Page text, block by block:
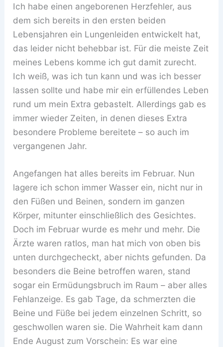
Ich habe einen angeborenen Herzfehler, aus
dem sich bereits in den ersten beiden
Lebensjahren ein Lungenleiden entwickelt hat,
das leider nicht behebbar ist. Für die meiste Zeit
meines Lebens komme ich gut damit zurecht.
Ich weiß, was ich tun kann und was ich besser
lassen sollte und habe mir ein erfüllendes Leben
rund um mein Extra gebastelt. Allerdings gab es
immer wieder Zeiten, in denen dieses Extra
besondere Probleme bereitete – so auch im
vergangenen Jahr.
Angefangen hat alles bereits im Februar. Nun
lagere ich schon immer Wasser ein, nicht nur in
den Füßen und Beinen, sondern im ganzen
Körper, mitunter einschließlich des Gesichtes.
Doch im Februar wurde es mehr und mehr. Die
Ärzte waren ratlos, man hat mich von oben bis
unten durchgecheckt, aber nichts gefunden. Da
besonders die Beine betroffen waren, stand
sogar ein Ermüdungsbruch im Raum – aber alles
Fehlanzeige. Es gab Tage, da schmerzten die
Beine und Füße bei jedem einzelnen Schritt, so
geschwollen waren sie. Die Wahrheit kam dann
Ende August zum Vorschein: Es war eine